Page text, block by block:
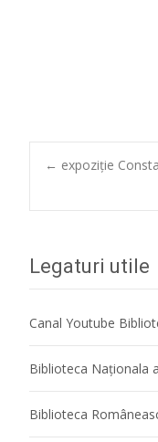
Post
← expoziție
Legaturi utile
Canal Youtube
Biblioteca Naţionala
Biblioteca